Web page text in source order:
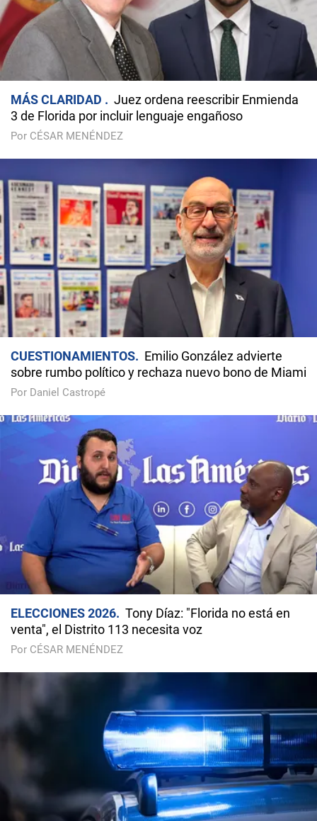
MÁS CLARIDAD
Juez ordena reescribir Enmienda
3 de Florida por incluir lenguaje engañoso
Por CÉSAR MENÉNDEZ
CUESTIONAMIENTOS
Emilio González advierte
sobre rumbo político y rechaza nuevo bono de Miami
Por Daniel Castropé
ELECCIONES 2026
Tony Díaz: "Florida no está en
venta", el Distrito 113 necesita voz
Por CÉSAR MENÉNDEZ